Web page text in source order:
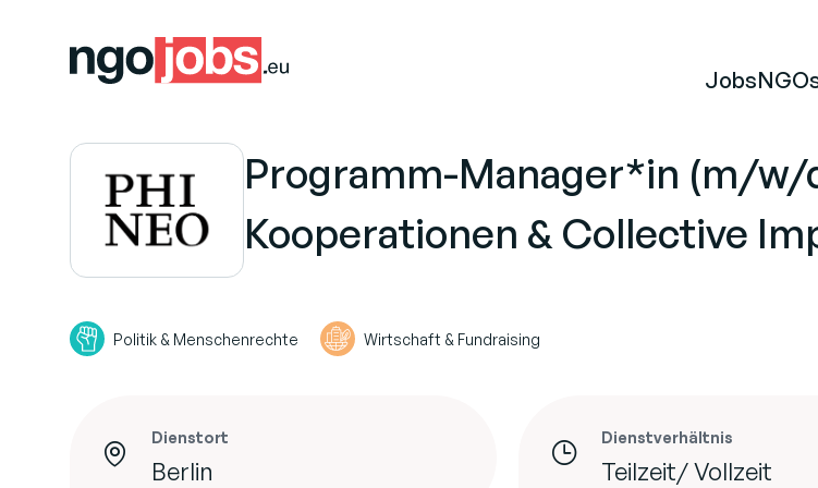
Jobs
Programm-Manager*in (m/w/
Kooperationen & Collective
Politik & Menschenrechte Wirtschaft & Fundraising
Dienstort
Berlin
Dienstverhältnis
Teilzeit/ Vollzeit